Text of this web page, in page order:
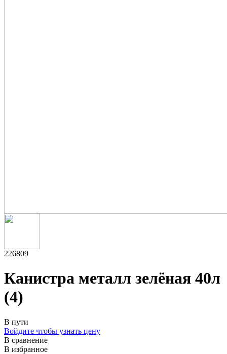
226809
Канистра металл зелёная 40л
(4)
В пути
Войдите чтобы узнать цену
В сравнение
В избранное